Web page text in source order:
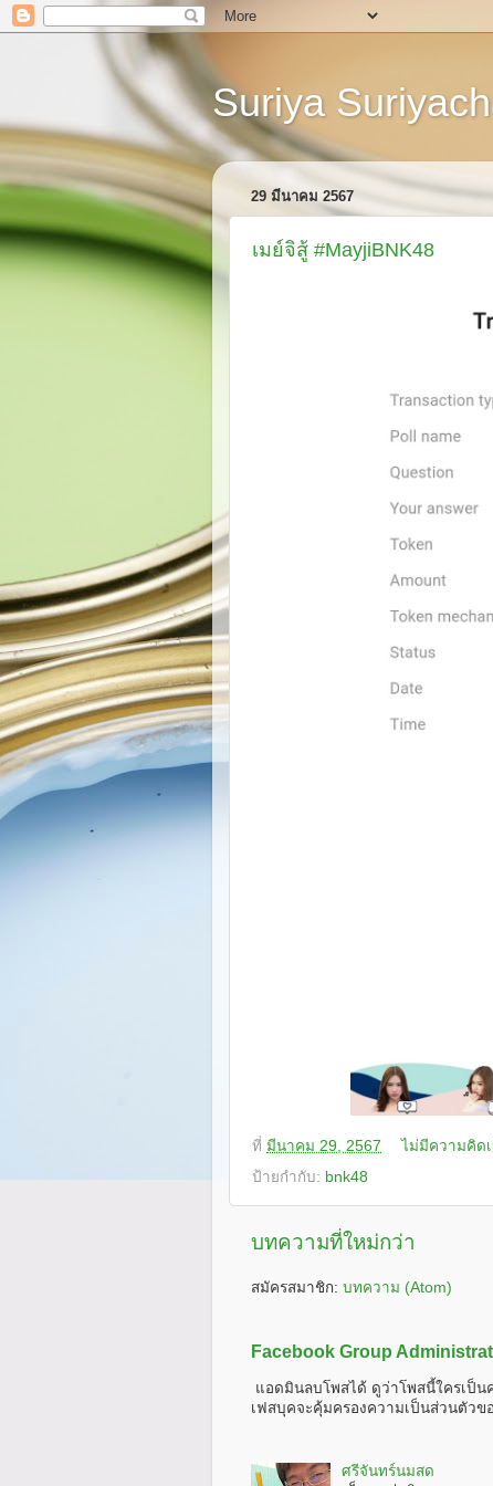
Suriya
29 มีนาคม 2567
เมย์จิสู้ #MayjiBNK48
ที่ มีนาคม 29, 2567
ไม่มีความคิด
ป้ายกำกับ: bnk48
บทความที่ใหม่กว่า
สมัครสมาชิก: บทความ (Atom)
Facebook Group
แอดมินลบโพสได้ ดูว่าโพสนี้ใครเป็
เฟสบุคจะคุ้มครองความเป็นส่วนตัวข
ศรีจันทร์นมสด